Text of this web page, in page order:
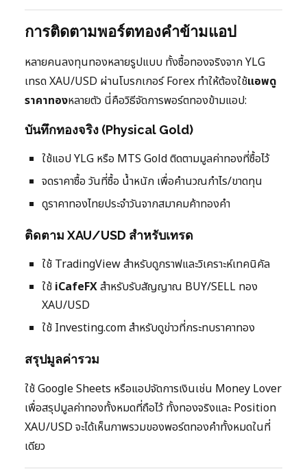
การติดตามพอร์ตทองคำข้ามแอป
หลายคนลงทุนทองหลายรูปแบบ ทั้งซื้อทองจริงจาก YLG
เทรด XAU/USD ผ่านโบรกเกอร์ Forex ทำให้ต้องใช้แอพดู
ราคาทองหลายตัว นี่คือวิธีจัดการพอร์ตทองข้ามแอป:
บันทึกทองจริง (Physical Gold)
ใช้แอป YLG หรือ MTS Gold ติดตามมูลค่าทองที่ซื้อไว้
จดราคาซื้อ วันที่ซื้อ น้ำหนัก เพื่อคำนวณกำไร/ขาดทุน
ดูราคาทองไทยประจำวันจากสมาคมค้าทองคำ
ติดตาม XAU/USD สำหรับเทรด
ใช้ TradingView สำหรับดูกราฟและวิเคราะห์เทคนิคัล
ใช้ iCafeFXสำหรับรับสัญญาณ BUY/SELL ทอง
XAU/USD
ใช้ Investing.com สำหรับดูข่าวที่กระทบราคาทอง
สรุปมูลค่ารวม
ใช้ Google Sheets หรือแอปจัดการเงินเช่น Money Lover
เพื่อสรุปมูลค่าทองทั้งหมดที่ถือไว้ ทั้งทองจริงและ Position
XAU/USD จะได้เห็นภาพรวมของพอร์ตทองคำทั้งหมดในที่
เดียว